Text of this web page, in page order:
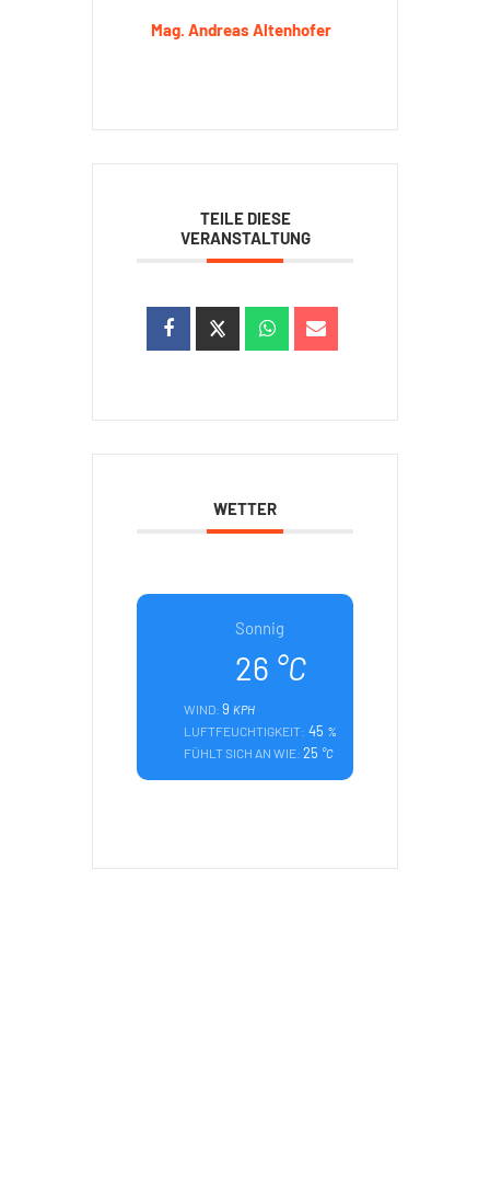
Mag. Andreas Altenhofer
TEILE DIESE
VERANSTALTUNG
WETTER
Sonnig
26 °C
WIND:9 KPH
LUFTFEUCHTIGKEIT: 45 %
FÜHLT SICH AN WIE:25 °C